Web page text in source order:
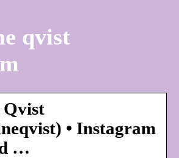
qvist
Qvist
• Instagram
…